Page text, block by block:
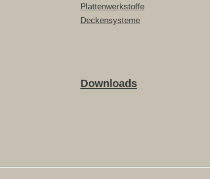
Plattenwerkstoffe
Deckensysteme
Downloads